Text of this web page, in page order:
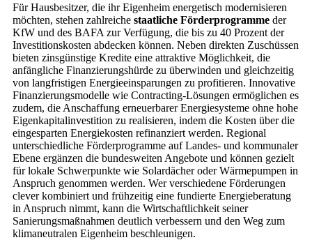
Für Hausbesitzer, die ihr Eigenheim energetisch modernisieren
möchten, stehen zahlreiche staatliche Förderprogramme der
KfW und des BAFA zur Verfügung, die bis zu 40 Prozent der
Investitionskosten abdecken können. Neben direkten Zuschüssen
bieten zinsgünstige Kredite eine attraktive Möglichkeit, die
anfängliche Finanzierungshürde zu überwinden und gleichzeitig
von langfristigen Energieeinsparungen zu profitieren. Innovative
Finanzierungsmodelle wie Contracting-Lösungen ermöglichen es
zudem, die Anschaffung erneuerbarer Energiesysteme ohne hohe
Eigenkapitalinvestition zu realisieren, indem die Kosten über die
eingesparten Energiekosten refinanziert werden. Regional
unterschiedliche Förderprogramme auf Landes- und kommunaler
Ebene ergänzen die bundesweiten Angebote und können gezielt
für lokale Schwerpunkte wie Solardächer oder Wärmepumpen in
Anspruch genommen werden. Wer verschiedene Förderungen
clever kombiniert und frühzeitig eine fundierte Energieberatung
in Anspruch nimmt, kann die Wirtschaftlichkeit seiner
Sanierungsmaßnahmen deutlich verbessern und den Weg zum
klimaneutralen Eigenheim beschleunigen.